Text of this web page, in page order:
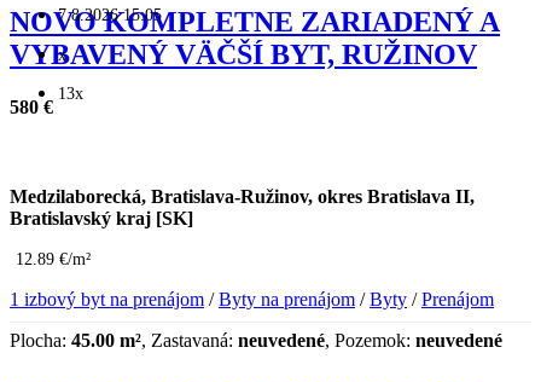
7.8.2026 15:05
x
13x
NOVO KOMPLETNE ZARIADENÝ A
VYBAVENÝ VÄČŠÍ BYT, RUŽINOV
580 €
Medzilaborecká, Bratislava-Ružinov, okres Bratislava II,
Bratislavský kraj [SK]
12.89 €/m²
1 izbový byt na prenájom /Byty na prenájom /Byty /Prenájom
Plocha: 45.00 m², Zastavaná: neuvedené, Pozemok: neuvedené